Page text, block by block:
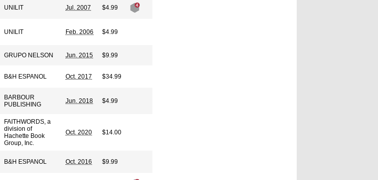
UNILIT Jul. 2007 $4.99
UNILIT Feb. 2006 $4.99
GRUPO NELSON Jun. 2015 $9.99
B&H ESPANOL Oct. 2017 $34.99
BARBOUR
PUBLISHING
Jun. 2018 $4.99
FAITHWORDS, a
division of
Hachette Book
Group, Inc.
Oct. 2020 $14.00
B&H ESPANOL Oct. 2016 $9.99